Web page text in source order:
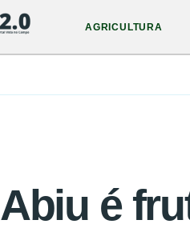
AGRICULTURA
Abiu é